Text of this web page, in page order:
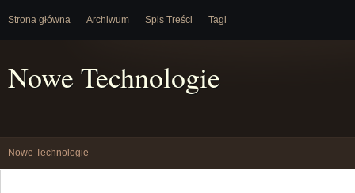
Strona główna Archiwum Spis Treści Tagi
Nowe Technologie
Nowe Technologie